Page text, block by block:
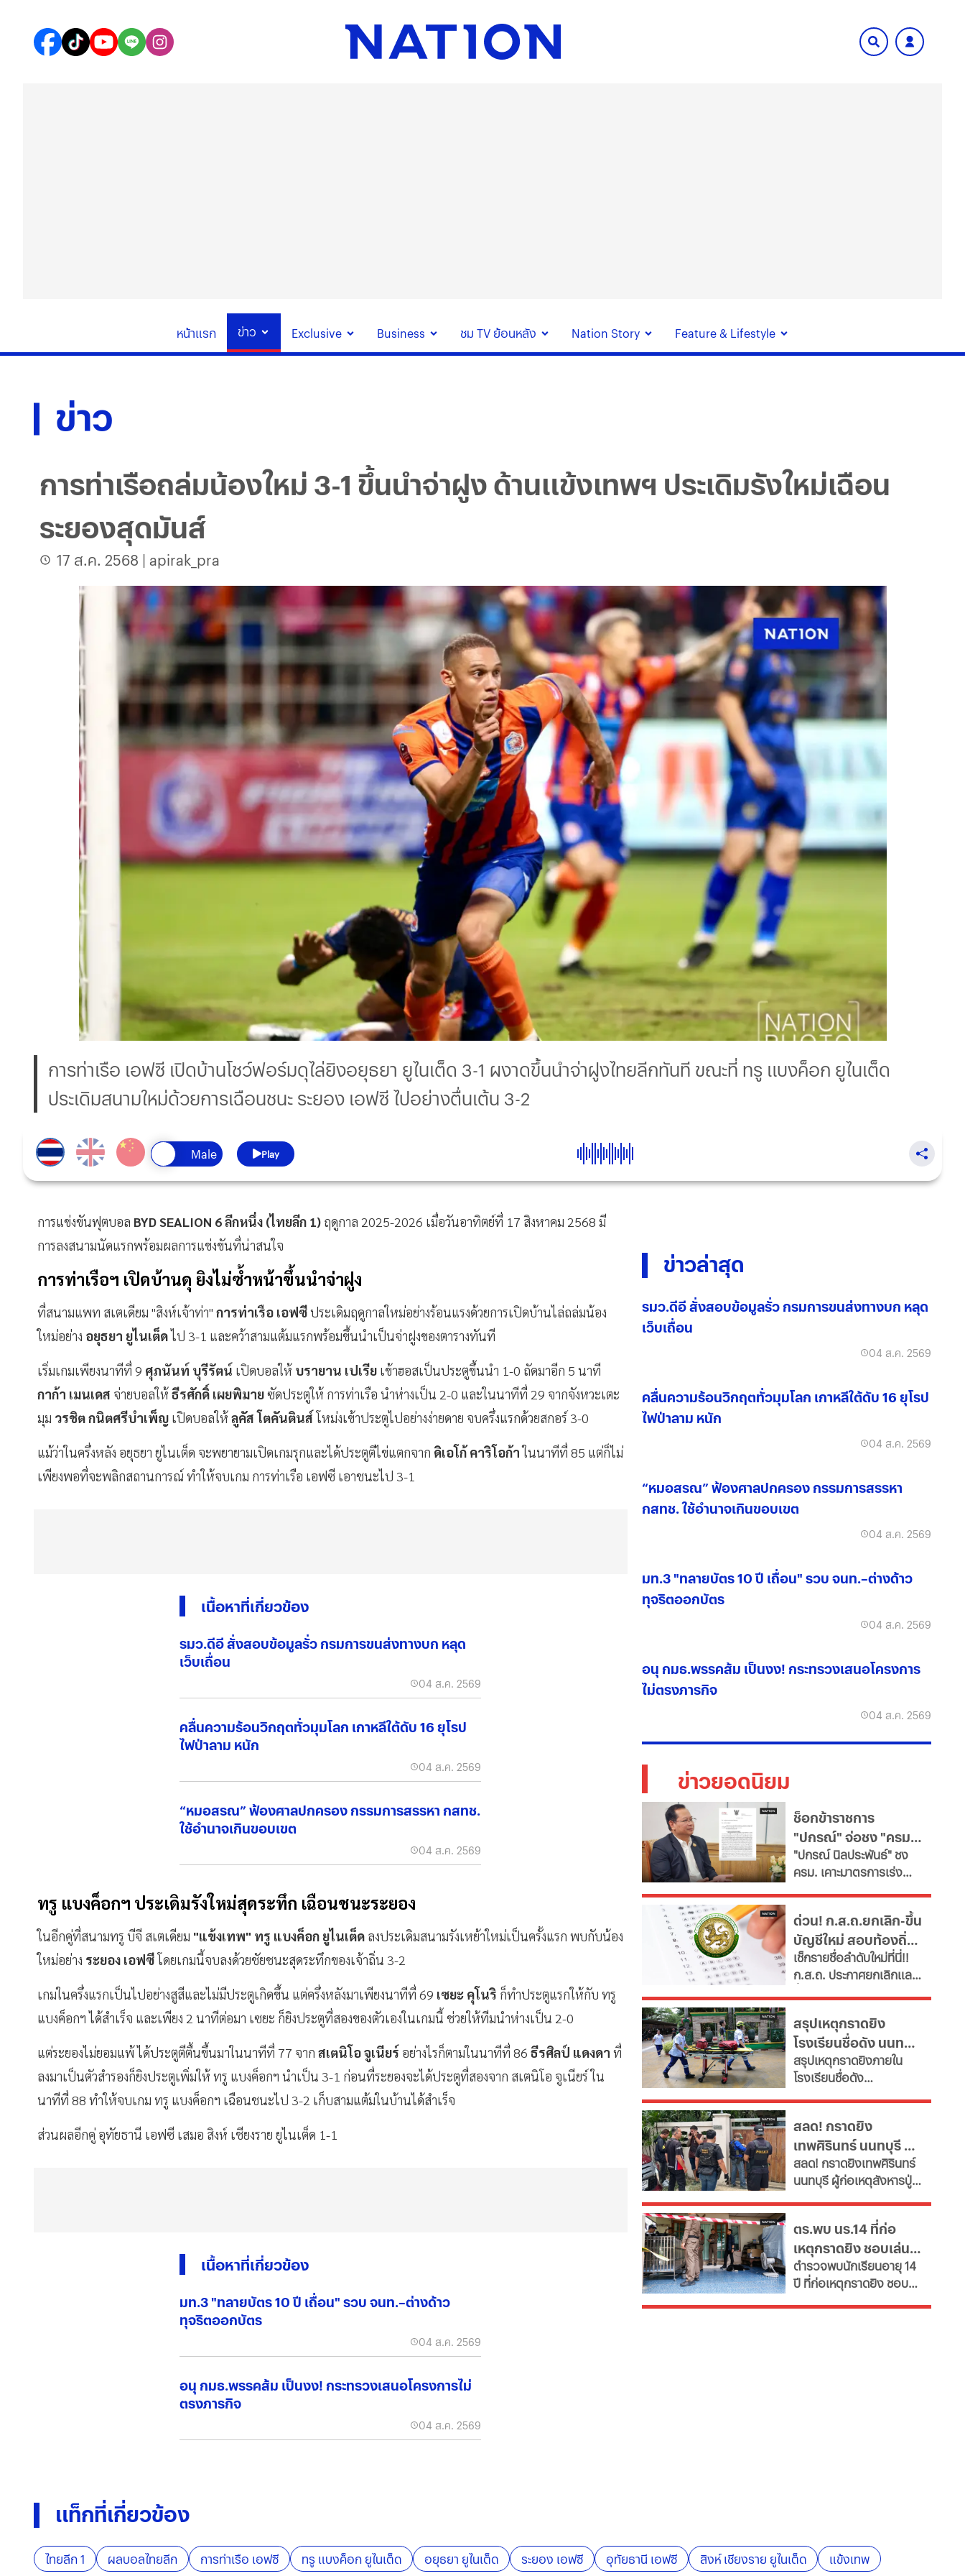
หน้าแรก ข่าว Exclusive Business ชม TV ย้อนหลัง Nation Story Feature & Lifestyle
ข่าว
การท่าเรือถล่มน้องใหม่ 3-1 ขึ้นนำจ่าฝูง ด้านแข้งเทพฯ ประเดิมรังใหม่เฉือน
ระยองสุดมันส์
17 ส.ค. 2568 | apirak_pra
การท่าเรือ เอฟซี เปิดบ้านโชว์ฟอร์มดุไล่ยิงอยุธยา ยูไนเต็ด 3-1 ผงาดขึ้นนำจ่าฝูงไทยลีกทันที ขณะที่ ทรู แบงค็อก ยูไนเต็ด
ประเดิมสนามใหม่ด้วยการเฉือนชนะ ระยอง เอฟซี ไปอย่างตื่นเต้น 3-2
Play
การแข่งขันฟุตบอล BYD SEALION 6 ลีกหนึ่ง (ไทยลีก 1) ฤดูกาล 2025-2026 เมื่อวันอาทิตย์ที่ 17 สิงหาคม 2568 มี
การลงสนามนัดแรกพร้อมผลการแข่งขันที่น่าสนใจ
การท่าเรือฯ เปิดบ้านดุ ยิงไม่ซ้ำหน้าขึ้นนำจ่าฝูง
ที่สนามแพท สเตเดียม "สิงห์เจ้าท่า" การท่าเรือ เอฟซีประเดิมฤดูกาลใหม่อย่างร้อนแรงด้วยการเปิดบ้านไล่ถล่มน้อง
ใหม่อย่าง อยุธยา ยูไนเต็ดไป 3-1 และคว้าสามแต้มแรกพร้อมขึ้นนำเป็นจ่าฝูงของตารางทันที
เริ่มเกมเพียงนาทีที่ 9 ศุภนันท์ บุรีรัตน์ เปิดบอลให้ บรายาน เปเรีย เข้าฮอสเป็นประตูขึ้นนำ 1-0 ถัดมาอีก 5 นาที
กาก้า เมนเดส จ่ายบอลให้ ธีรศักดิ์ เผยพิมายซัดประตูให้ การท่าเรือ นำห่างเป็น 2-0 และในนาทีที่ 29 จากจังหวะเตะ
มุม วรชิต กนิตศรีบำเพ็ญ เปิดบอลให้ ลูคัส โตคันตินส์โหม่งเข้าประตูไปอย่างง่ายดาย จบครึ่งแรกด้วยสกอร์ 3-0
แม้ว่าในครึ่งหลัง อยุธยา ยูไนเต็ด จะพยายามเปิดเกมรุกและได้ประตูตีไข่แตกจาก ดิเอโก้ คาริโอก้าในนาทีที่ 85 แต่ก็ไม่
เพียงพอที่จะพลิกสถานการณ์ ทำให้จบเกม การท่าเรือ เอฟซี เอาชนะไป 3-1
เนื้อหาที่เกี่ยวข้อง
รมว.ดีอี สั่งสอบข้อมูลรั่ว กรมการขนส่งทางบก หลุด
เว็บเถื่อน
04 ส.ค. 2569
คลื่นความร้อนวิกฤตทั่วมุมโลก เกาหลีใต้ดับ 16 ยุโรป
ไฟป่าลาม หนัก
04 ส.ค. 2569
“หมอสรณ” ฟ้องศาลปกครอง กรรมการสรรหา กสทช.
ใช้อำนาจเกินขอบเขต
04 ส.ค. 2569
ทรู แบงค็อกฯ ประเดิมรังใหม่สุดระทึก เฉือนชนะระยอง
ในอีกคู่ที่สนามทรู บีจี สเตเดียม "แข้งเทพ" ทรู แบงค็อก ยูไนเต็ด ลงประเดิมสนามรังเหย้าใหม่เป็นครั้งแรก พบกับน้อง
ใหม่อย่าง ระยอง เอฟซีโดยเกมนี้จบลงด้วยชัยชนะสุดระทึกของเจ้าถิ่น 3-2
เกมในครึ่งแรกเป็นไปอย่างสูสีและไม่มีประตูเกิดขึ้น แต่ครึ่งหลังมาเพียงนาทีที่ 69 เซยะ คุโนริ ก็ทำประตูแรกให้กับ ทรู
แบงค็อกฯ ได้สำเร็จ และเพียง 2 นาทีต่อมา เซยะ ก็ยิงประตูที่สองของตัวเองในเกมนี้ ช่วยให้ทีมนำห่างเป็น 2-0
แต่ระยองไม่ยอมแพ้ ได้ประตูตีตื้นขึ้นมาในนาทีที่ 77 จาก สเตนิโอ จูเนียร์ อย่างไรก็ตามในนาทีที่ 86 ธีรศิลป์ แดงดา ที่
ลงมาเป็นตัวสำรองก็ยิงประตูเพิ่มให้ ทรู แบงค็อกฯ นำเป็น 3-1 ก่อนที่ระยองจะได้ประตูที่สองจาก สเตนิโอ จูเนียร์ ใน
นาทีที่ 88 ทำให้จบเกม ทรู แบงค็อกฯ เฉือนชนะไป 3-2 เก็บสามแต้มในบ้านได้สำเร็จ
ส่วนผลอีกคู่ อุทัยธานี เอฟซี เสมอ สิงห์ เชียงราย ยูไนเต็ด 1-1
เนื้อหาที่เกี่ยวข้อง
มท.3 "ทลายบัตร 10 ปี เถื่อน" รวบ จนท.–ต่างด้าว
ทุจริตออกบัตร
04 ส.ค. 2569
อนุ กมธ.พรรคส้ม เป็นงง! กระทรวงเสนอโครงการไม่
ตรงภารกิจ
04 ส.ค. 2569
ข่าวล่าสุด
รมว.ดีอี สั่งสอบข้อมูลรั่ว กรมการขนส่งทางบก หลุด
เว็บเถื่อน
04 ส.ค. 2569
คลื่นความร้อนวิกฤตทั่วมุมโลก เกาหลีใต้ดับ 16 ยุโรป
ไฟป่าลาม หนัก
04 ส.ค. 2569
“หมอสรณ” ฟ้องศาลปกครอง กรรมการสรรหา
กสทช. ใช้อำนาจเกินขอบเขต
04 ส.ค. 2569
มท.3 "ทลายบัตร 10 ปี เถื่อน" รวบ จนท.–ต่างด้าว
ทุจริตออกบัตร
04 ส.ค. 2569
อนุ กมธ.พรรคส้ม เป็นงง! กระทรวงเสนอโครงการ
ไม่ตรงภารกิจ
04 ส.ค. 2569
ข่าวยอดนิยม
ช็อกข้าราชการ
"ปกรณ์" จ่อชง "ครม."
รื้อใหญ่กำลังคนภาครัฐ
เช็ก 11 สายงานจะหาย
ไป
​"ปกรณ์ นิลประพันธ์" ชง
ครม. เคาะมาตรการเร่ง
จัดการกำลังคนภาครัฐ สั่ง
ทุกกระทรวง "ตรึงกำลัง
ใหม่-ยุบเลิกตำแหน่งว่าง
และสายงานสนับสนุนไม่
จำเป็น" ตั้งเป้าลดขนาด
ข้าราชการลงอย่างน้อย
รายจ่ายบุคลากรพุ่งทะยาน
กระทบเงินลงทุนโครงสร้าง
พื้นฐานและการพัฒนา
ประเทศ เผย 11 สายงานจะ
หายไป เช็กที่นี่
ด่วน! ก.ส.ถ.ยกเลิก-ขึ้น
บัญชีใหม่ สอบท้องถิ่น
2568 ทุกภาค
เช็กรายชื่อลำดับใหม่ที่นี่!!
ก.ส.ถ. ประกาศยกเลิกและ
ข้อผิดพลาดทางกฎหมาย
ดึงคนไม่ผ่านเกณฑ์สอบ
ภาค ค
สรุปเหตุกราดยิง
โรงเรียนชื่อดัง นนทบุรี
ล่าสุด ผู้ก่อเหตุเสียชีวิต
แล้ว
สรุปเหตุกราดยิงภายใน
โรงเรียนชื่อดัง
แล้ว ขณะที่ยอดผู้เสียชีวิต
พุ่งเป็น 7 ราย บาดเจ็บกว่า
15 ราย
สลด! กราดยิง
เทพศิรินทร์ นนทบุรี ดับ
7 พบยิงปู่ย่าก่อนบุก
โรงเรียน
สลด! กราดยิงเทพศิรินทร์
นนทบุรี ผู้ก่อเหตุสังหารปู่
ก่อเหตุที่โรงเรียน
ตร.พบ นร.14 ที่ก่อ
เหตุกราดยิง ชอบเล่น
เกมรุนแรง และศึกษาที่
สหรัฐ
ตำรวจพบนักเรียนอายุ 14
ปี ที่ก่อเหตุกราดยิง ชอบ
แท็กที่เกี่ยวข้อง
ไทยลีก 1 ผลบอลไทยลีก การท่าเรือ เอฟซี ทรู แบงค็อก ยูไนเต็ด อยุธยา ยูไนเต็ด ระยอง เอฟซี อุทัยธานี เอฟซี สิงห์ เชียงราย ยูไนเต็ด แข้งเทพ